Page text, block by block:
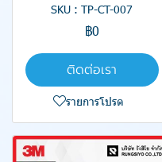
SKU : TP-CT-007
฿0
ติดต่อเรา
รายการโปรด